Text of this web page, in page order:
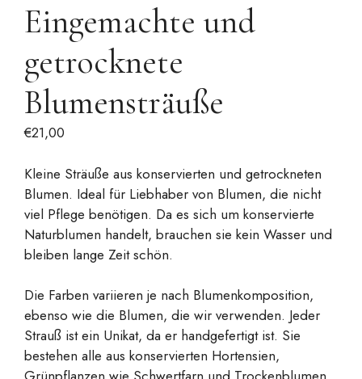
Eingemachte und
getrocknete
Blumensträuße
€21,00
Kleine Sträuße aus konservierten und getrockneten
Blumen. Ideal für Liebhaber von Blumen, die nicht
viel Pflege benötigen. Da es sich um konservierte
Naturblumen handelt, brauchen sie kein Wasser und
bleiben lange Zeit schön.
Die Farben variieren je nach Blumenkomposition,
ebenso wie die Blumen, die wir verwenden. Jeder
Strauß ist ein Unikat, da er handgefertigt ist. Sie
bestehen alle aus konservierten Hortensien,